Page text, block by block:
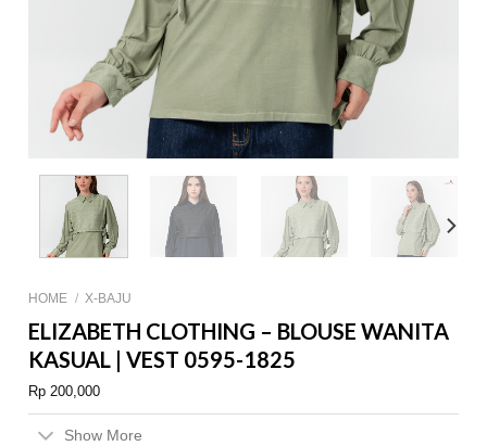
HOME / X-BAJU
ELIZABETH CLOTHING – BLOUSE WANITA
KASUAL | VEST 0595-1825
Rp 200,000
Show More